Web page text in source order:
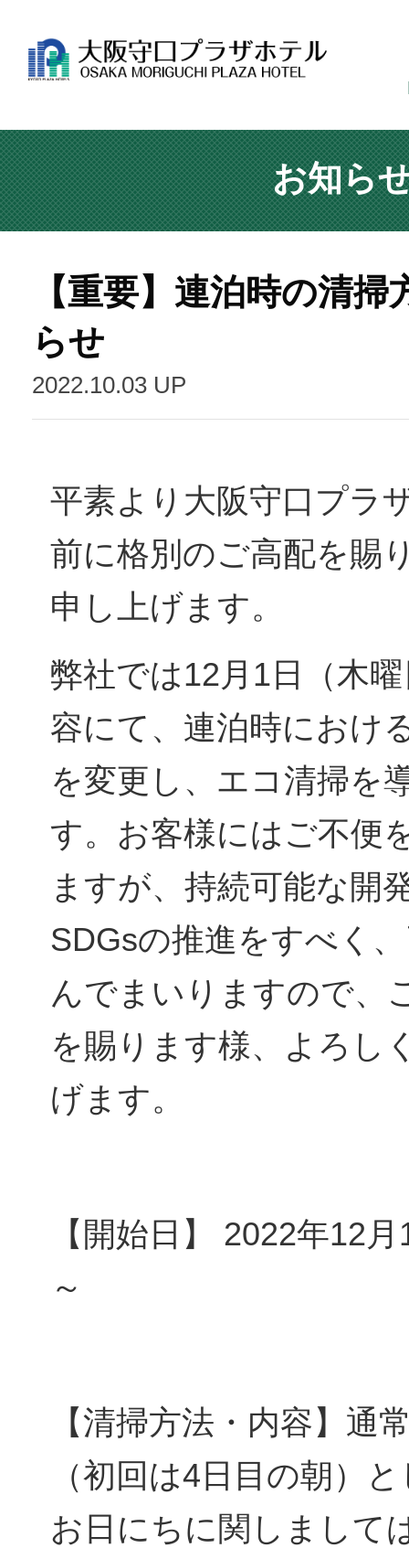
お知ら
【重要】連泊時の清
らせ
2022.10.03 UP
平素より大阪守口プラ
前に格別のご高配を賜
申し上げます。
弊社では12月1日（木
容にて、連泊時におけ
を変更し、エコ清掃を
す。お客様にはご不便
ますが、持続可能な開
SDGsの推進をすべく
んでまいりますので、
を賜ります様、よろし
げます。
【開始日】 2022年12
～
【清掃方法・内容】通
（初回は4日目の朝）
お日にちに関しまして